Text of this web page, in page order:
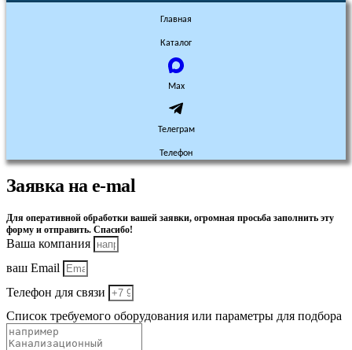
Главная
Каталог
Max
Телеграм
Телефон
Заявка на e-mal
Для оперативной обработки вашей заявки, огромная просьба заполнить эту
форму и отправить. Спасибо!
Ваша компания
ваш Email
Телефон для связи
Список требуемого оборудования или параметры для подбора